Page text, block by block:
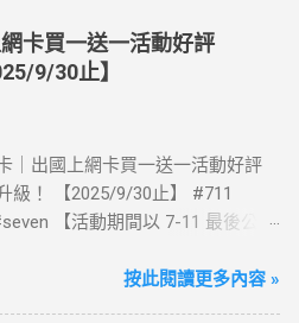
卡買一送一活動好評
9/30止】
｜出國上網卡買一送一活動好評
級！ 【2025/9/30止】 #711
【活動期間以 7-11 最後公告
便、快速、享買一送一優惠！ > 實
按此閱讀更多內容 »